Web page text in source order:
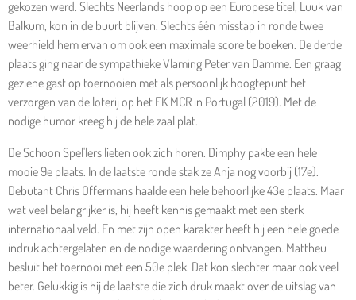
gekozen werd. Slechts Neerlands hoop op een Europese titel, Luuk van
Balkum, kon in de buurt blijven. Slechts één misstap in ronde twee
weerhield hem ervan om ook een maximale score te boeken. De derde
plaats ging naar de sympathieke Vlaming Peter van Damme. Een graag
geziene gast op toernooien met als persoonlijk hoogtepunt het
verzorgen van de loterij op het EK MCR in Portugal (2019). Met de
nodige humor kreeg hij de hele zaal plat.
De Schoon Spel'lers lieten ook zich horen. Dimphy pakte een hele
mooie 9e plaats. In de laatste ronde stak ze Anja nog voorbij (17e).
Debutant Chris Offermans haalde een hele behoorlijke 43e plaats. Maar
wat veel belangrijker is, hij heeft kennis gemaakt met een sterk
internationaal veld. En met zijn open karakter heeft hij een hele goede
indruk achtergelaten en de nodige waardering ontvangen. Mattheu
besluit het toernooi met een 50e plek. Dat kon slechter maar ook veel
beter. Gelukkig is hij de laatste die zich druk maakt over de uitslag van